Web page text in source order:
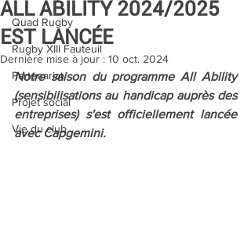
Quad Rugby
Rugby XIII Fauteuil
Partenariat
Projet social
Vie du club
ALL ABILITY 2024/2025
EST LANCÉE
Dernière mise à jour : 10 oct. 2024
Notre saison du programme All Ability
(sensibilisations au handicap auprès des
entreprises) s'est officiellement lancée
avec Capgemini.